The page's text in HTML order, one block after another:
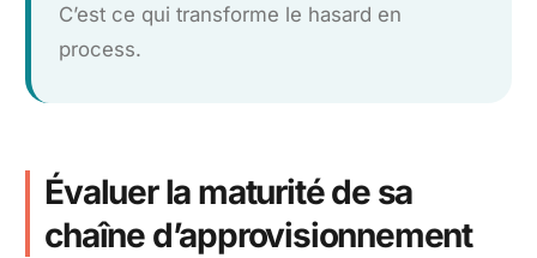
C’est ce qui transforme le hasard en
process.
Évaluer la maturité de sa
chaîne d’approvisionnement